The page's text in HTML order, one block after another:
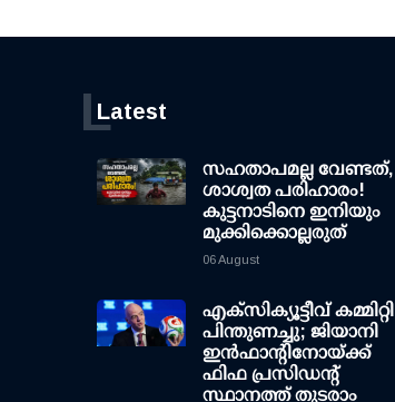
Latest
L
സഹതാപമല്ല വേണ്ടത്,
ശാശ്വത പരിഹാരം!
കുട്ടനാടിനെ ഇനിയും
മുക്കിക്കൊല്ലരുത്
06 August
എക്സിക്യൂട്ടീവ് കമ്മിറ്റി
പിന്തുണച്ചു; ജിയാനി
ഇന്‍ഫാന്റിനോയ്ക്ക്
ഫിഫ പ്രസിഡന്റ്
സ്ഥാനത്ത് തുടരാം